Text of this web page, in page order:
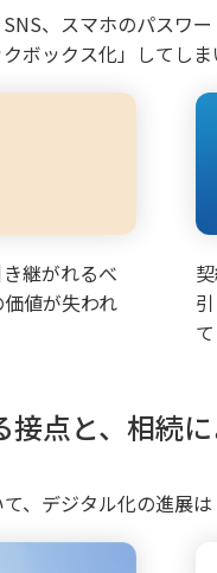
、スマホのパスワ
ボックス化」してしま
継がれるべ
値が失われ
点と、相続
、デジタル化の進展